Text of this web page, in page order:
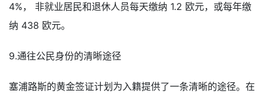
4%， 非就业居民和退休人员每天缴纳 1.2 欧元，或每年缴
纳 438 欧元。
9.通往公民身份的清晰途径
塞浦路斯的黄金签证计划为入籍提供了一条清晰的途径。在